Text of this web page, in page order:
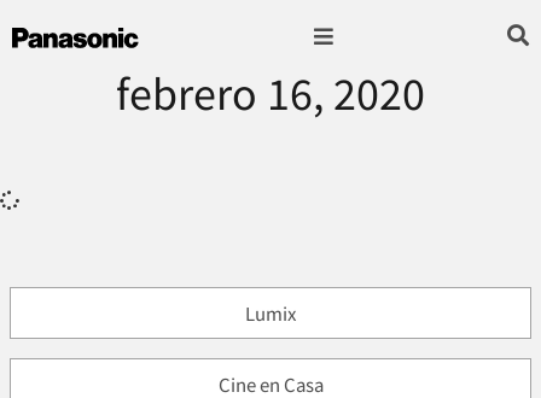
febrero 16, 2020
Lumix
Cine en Casa